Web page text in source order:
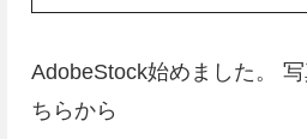
AdobeStock始めました。
ちらから